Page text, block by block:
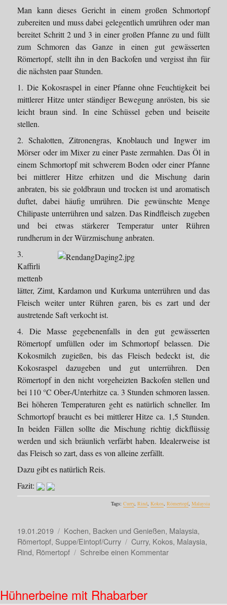
Man kann dieses Gericht in einem großen Schmortopf
zubereiten und muss dabei gelegentlich umrühren oder man
bereitet Schritt 2 und 3 in einer großen Pfanne zu und füllt
zum Schmoren das Ganze in einen gut gewässerten
Römertopf, stellt ihn in den Backofen und vergisst ihn für
die nächsten paar Stunden.
1. Die Kokosraspel in einer Pfanne ohne Feuchtigkeit bei
mittlerer Hitze unter ständiger Bewegung anrösten, bis sie
leicht braun sind. In eine Schüssel geben und beiseite
stellen.
2. Schalotten, Zitronengras, Knoblauch und Ingwer im
Mörser oder im Mixer zu einer Paste zermahlen. Das Öl in
einem Schmortopf mit schwerem Boden oder einer Pfanne
bei mittlerer Hitze erhitzen und die Mischung darin
anbraten, bis sie goldbraun und trocken ist und aromatisch
duftet, dabei häufig umrühren. Die gewünschte Menge
Chilipaste unterrühren und salzen. Das Rindfleisch zugeben
und bei etwas stärkerer Temperatur unter Rühren
rundherum in der Würzmischung anbraten.
3.
Kaffirli
mettenb
lätter, Zimt, Kardamon und Kurkuma unterrühren und das
Fleisch weiter unter Rühren garen, bis es zart und der
austretende Saft verkocht ist.
4. Die Masse gegebenenfalls in den gut gewässerten
Römertopf umfüllen oder im Schmortopf belassen. Die
Kokosmilch zugießen, bis das Fleisch bedeckt ist, die
Kokosraspel dazugeben und gut unterrühren. Den
Römertopf in den nicht vorgeheizten Backofen stellen und
bei 110 °C Ober-/Unterhitze ca. 3 Stunden schmoren lassen.
Bei höheren Temperaturen geht es natürlich schneller. Im
Schmortopf braucht es bei mittlerer Hitze ca. 1,5 Stunden.
In beiden Fällen sollte die Mischung richtig dickflüssig
werden und sich bräunlich verfärbt haben. Idealerweise ist
das Fleisch so zart, dass es von alleine zerfällt.
Dazu gibt es natürlich Reis.
Fazit:
Tags: Curry, Rind, Kokos, Römertopf, Malaysia
Veröffentlicht
am
19.01.2019 Kategorien
Kochen, Backen und Genießen, Malaysia,
Römertopf, Suppe/Eintopf/Curry Schlagwörter
Curry, Kokos, Malaysia,
Rind, Römertopf Schreibe einen Kommentarzu
Hühnerbeine mit Rhabarber